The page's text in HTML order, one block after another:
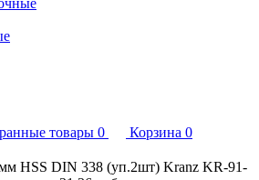
товары 0 Корзина 0
HSS DIN 338 (уп.2шт) Kranz KR-91-